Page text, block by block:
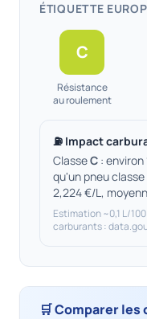
ÉTIQUETTE
C
Résistance
au roulement
⛽ Impact
ClasseC : environ
qu'un pneu
2,224 €/L,
Estimation ~0,1 L/
carburants :
🛒 Comparer les